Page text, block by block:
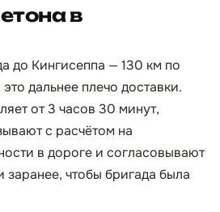
в
до Кингисеппа — 130 км по
дальнее плечо доставки.
от 3 часов 30 минут,
с расчётом на
в дороге и согласовывают
заранее, чтобы бригада была